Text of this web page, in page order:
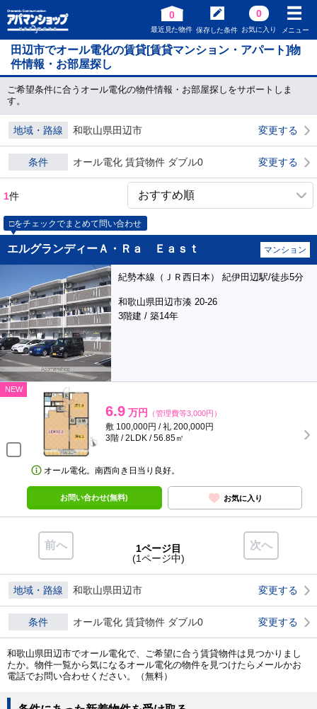
0
最近見た物件 保存した条件
0
お気に入り メニュー
田辺市でオール電化の賃貸[賃貸マンション・アパート]物
件情報・お部屋探し
ご希望条件に合うオール電化の物件情報・お部屋探しをサポートしま
す。
地域・路線 和歌山県田辺市 変更する
条件 オール電化 賃貸物件 ダブル0 変更する
1件
□をチェックでまとめて問い合わせ
エルグランディーＡ・Ｒａ Ｅａｓｔ マンション
紀勢本線（ＪＲ西日本） 紀伊田辺駅/徒歩5分
和歌山県田辺市湊 20-26
3階建 / 築14年
NEW
6.9 万円 （管理費等3,000円）
敷 100,000円 / 礼 200,000円
3階 / 2LDK / 56.85㎡
オール電化。南西向き日当り良好。
お問い合わせ(無料) お気に入り
前へ 次へ
1ページ目
(1ページ中)
地域・路線 和歌山県田辺市 変更する
条件 オール電化 賃貸物件 ダブル0 変更する
和歌山県田辺市でオール電化で、ご希望に合う賃貸物件は見つかりまし
たか。物件一覧から気になるオール電化の物件を見つけたらメールかお
電話でお問い合わせください。（無料）